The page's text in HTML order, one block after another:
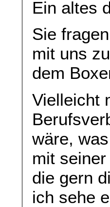
Ein altes
Sie
mit uns
dem
Vielleicht
wäre,
mit
die gern
ich sehe